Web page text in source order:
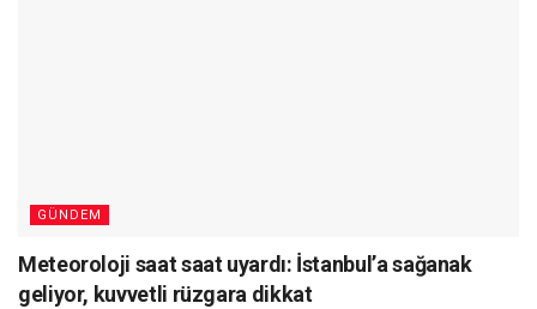
GÜNDEM
Meteoroloji saat saat uyardı: İstanbul’a sağanak
geliyor, kuvvetli rüzgara dikkat